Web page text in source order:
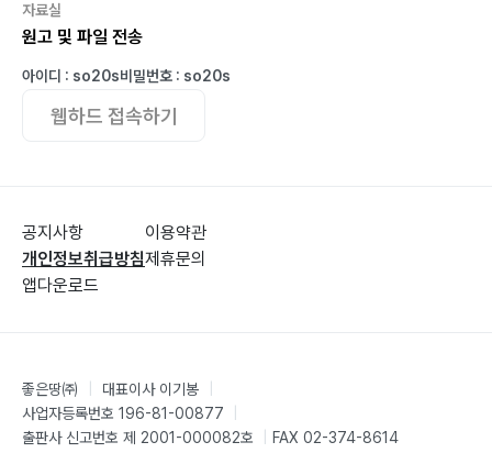
자료실
원고 및 파일 전송
아이디 : so20s비밀번호 : so20s
웹하드 접속하기
공지사항
개인정보취급방침
앱다운로드
이용약관
제휴문의
좋은땅㈜ 대표이사 이기봉
사업자등록번호 196-81-00877
출판사 신고번호 제 2001-000082호
FAX 02-374-8614